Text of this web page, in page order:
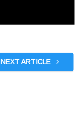
NEXT ARTICLE